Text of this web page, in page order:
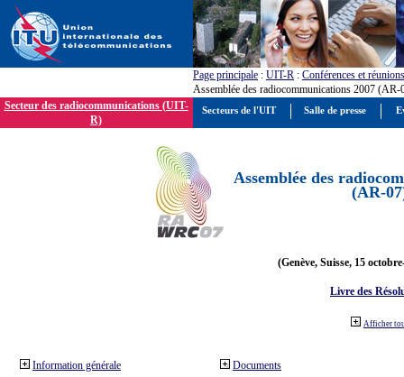
Page principale : UIT-R : Conférences et réunions
Assemblée des radiocommunications 2007 (AR-
Secteur des radiocommunications (UIT-
R)
Assemblée des
(AR-
(Genève, Suisse, 15
Livre des
Afficher
Information générale Documents
Secteurs de l'UIT Salle de presse